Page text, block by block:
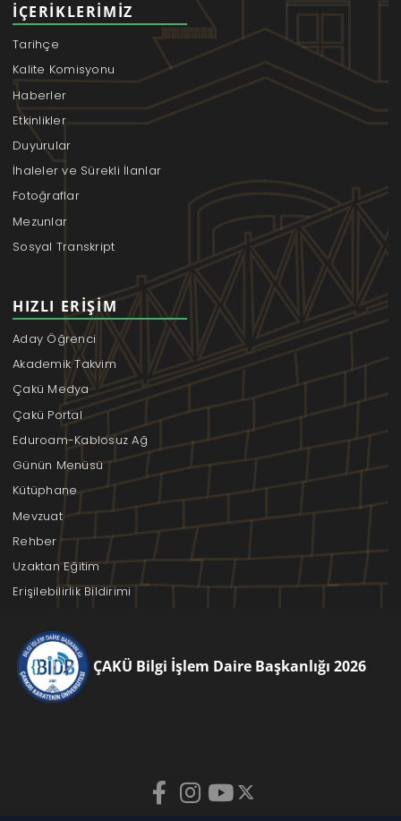
İÇERIKLERIMIZ
Tarihçe
Kalite Komisyonu
Haberler
Etkinlikler
Duyurular
İhaleler ve Sürekli İlanlar
Fotoğraflar
Mezunlar
Sosyal Transkript
HIZLI ERIŞIM
Aday Öğrenci
Akademik Takvim
Çakü Medya
Çakü Portal
Eduroam-Kablosuz Ağ
Günün Menüsü
Kütüphane
Mevzuat
Rehber
Uzaktan Eğitim
Erişilebilirlik Bildirimi
ÇAKÜ Bilgi İşlem Daire Başkanlığı 2026